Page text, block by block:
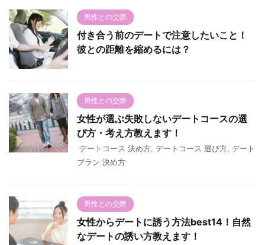
男性との交際
付き合う前のデートで注意したいこと！
彼との距離を縮めるには？
男性との交際
女性が選ぶ失敗しないデートコースの選
び方・考え方教えます！
デートコース 決め方 デートコース 選び方 デート
プラン 決め方
男性との交際
女性からデートに誘う方法best14！自然
なデートの誘い方教えます！